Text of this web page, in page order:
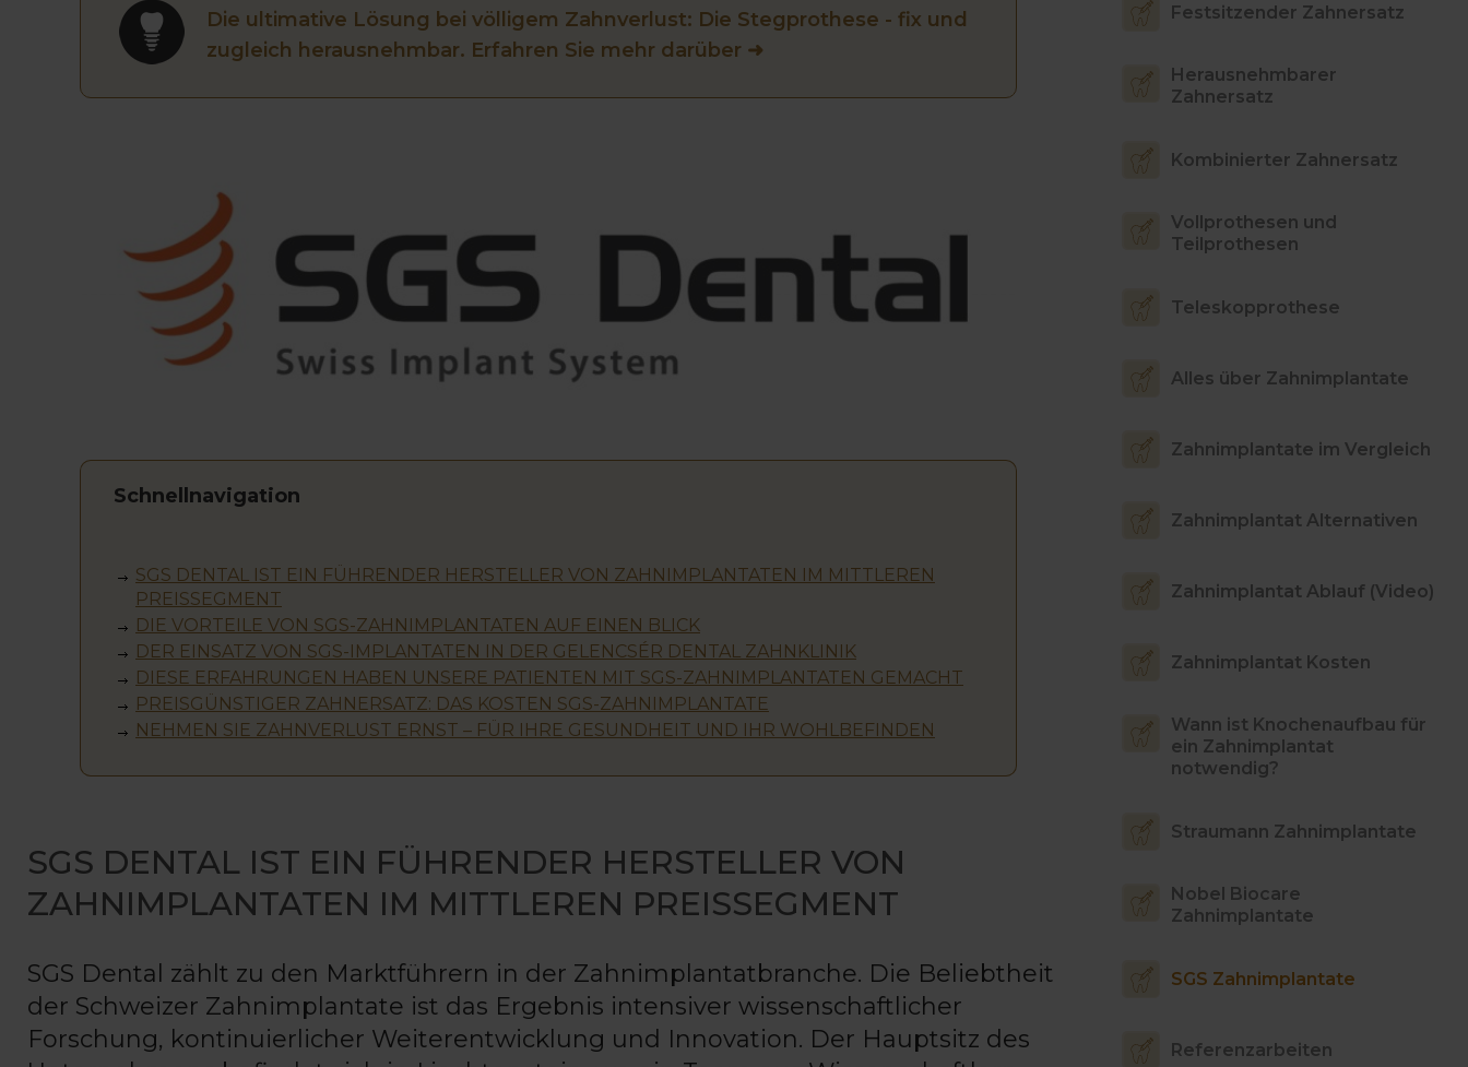
Die ultimative Lösung bei völligem Zahnverlust: Die Stegprothese - fix und
zugleich herausnehmbar. Erfahren Sie mehr darüber ➜
Schnellnavigation
SGS DENTAL IST EIN FÜHRENDER HERSTELLER VON ZAHNIMPLANTATEN IM MITTLEREN
PREISSEGMENT
DIE VORTEILE VON SGS-ZAHNIMPLANTATEN AUF EINEN BLICK
DER EINSATZ VON SGS-IMPLANTATEN IN DER GELENCSÉR DENTAL ZAHNKLINIK
DIESE ERFAHRUNGEN HABEN UNSERE PATIENTEN MIT SGS-ZAHNIMPLANTATEN GEMACHT
PREISGÜNSTIGER ZAHNERSATZ: DAS KOSTEN SGS-ZAHNIMPLANTATE
NEHMEN SIE ZAHNVERLUST ERNST – FÜR IHRE GESUNDHEIT UND IHR WOHLBEFINDEN
SGS DENTAL IST EIN FÜHRENDER HERSTELLER VON
ZAHNIMPLANTATEN IM MITTLEREN PREISSEGMENT
SGS Dental zählt zu den Marktführern in der Zahnimplantatbranche. Die Beliebtheit
der Schweizer Zahnimplantate ist das Ergebnis intensiver wissenschaftlicher
Forschung, kontinuierlicher Weiterentwicklung und Innovation. Der Hauptsitz des
Festsitzender Zahnersatz
Herausnehmbarer
Zahnersatz
Kombinierter Zahnersatz
Vollprothesen und
Teilprothesen
Teleskopprothese
Alles über Zahnimplantate
Zahnimplantate im Vergleich
Zahnimplantat Alternativen
Zahnimplantat Ablauf (Video)
Zahnimplantat Kosten
Wann ist Knochenaufbau für
ein Zahnimplantat
notwendig?
Straumann Zahnimplantate
Nobel Biocare
Zahnimplantate
SGS Zahnimplantate
Referenzarbeiten